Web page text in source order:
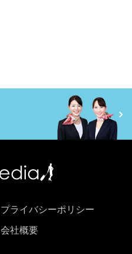
プライバシーポリシー
会社概要